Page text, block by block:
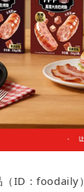
ID：foodaily）